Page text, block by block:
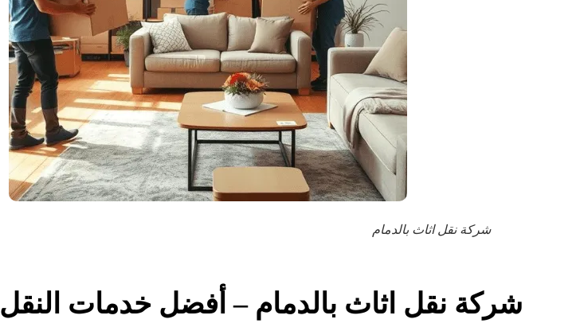
شركة نقل اثاث بالدمام
شركة نقل اثاث بالدمام – أفضل خدمات النقل